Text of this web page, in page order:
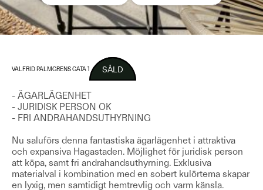
VALFRID PALMGRENS GATA 1 SÅLD
- ÄGARLÄGENHET
- JURIDISK PERSON OK
- FRI ANDRAHANDSUTHYRNING
Nu saluförs denna fantastiska ägarlägenhet i attraktiva
och expansiva Hagastaden. Möjlighet för juridisk person
att köpa, samt fri andrahandsuthyrning. Exklusiva
materialval i kombination med en sobert kulörtema skapar
en lyxig, men samtidigt hemtrevlig och varm känsla.